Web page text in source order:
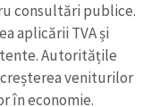
consultări publice.
aplicării TVA și
Autoritățile
veniturilor
în economie.